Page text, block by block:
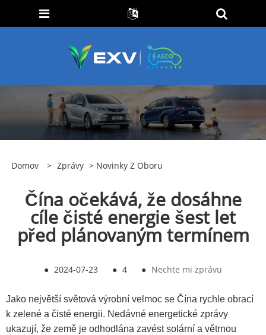
Domov > Zprávy > Novinky Z Oboru
Čína očekává, že dosáhne
cíle čisté energie šest let
před plánovaným termínem
● 2024-07-23 ● 4 ● Nechte mi zprávu
Jako největší světová výrobní velmoc se Čína rychle obrací
k zelené a čisté energii. Nedávné energetické zprávy
ukazují, že země je odhodlána zavést solární a větrnou